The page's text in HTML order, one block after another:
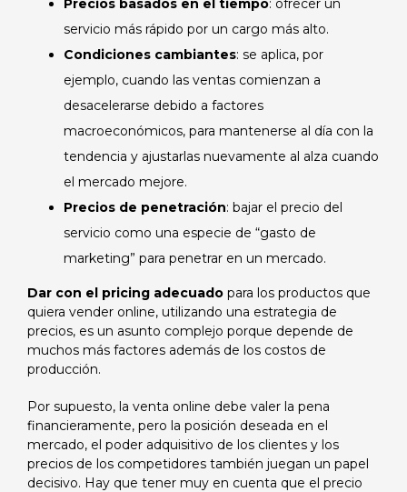
Precios basados ​​en el tiempo: ofrecer un
servicio más rápido por un cargo más alto.
Condiciones cambiantes: se aplica, por
ejemplo, cuando las ventas comienzan a
desacelerarse debido a factores
macroeconómicos, para mantenerse al día con la
tendencia y ajustarlas nuevamente al alza cuando
el mercado mejore.
Precios de penetración: bajar el precio del
servicio como una especie de “gasto de
marketing” para penetrar en un mercado.
Dar con el pricing adecuado para los productos que
quiera vender online, utilizando una estrategia de
precios, es un asunto complejo porque depende de
muchos más factores además de los costos de
producción.
Por supuesto, la venta online debe valer la pena
financieramente, pero la posición deseada en el
mercado, el poder adquisitivo de los clientes y los
precios de los competidores también juegan un papel
decisivo. Hay que tener muy en cuenta que el precio